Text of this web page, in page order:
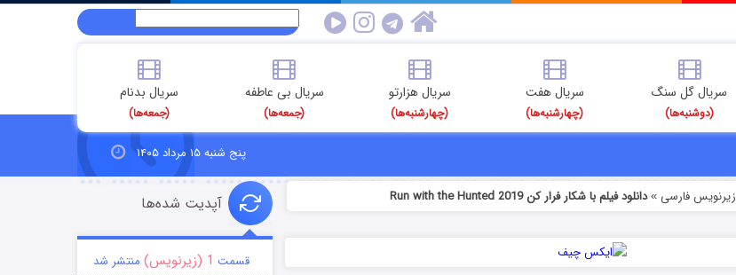
سریال گل سنگ
(دوشنبه‌ها)
سریال هفت
(چهارشنبه‌ها)
سریال هزارتو
(چهارشنبه‌ها)
سریال بی عاطفه
(جمعه‌ها)
سریال بدنام
(جمعه‌ها)
پنج شنبه ۱۵ مرداد ۱۴۰۵
زیرنویس فارسی »دانلود فیلم با شکار فرار کن Run with the Hunted 2019 آپدیت شده‌ها
قسمت 1 (زیرنویس) منتشر شد